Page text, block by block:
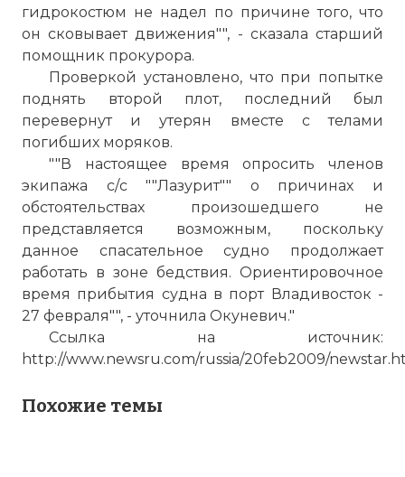
гидрокостюм не надел по причине того, что
он сковывает движения"", - сказала старший
помощник прокурора.
Проверкой установлено, что при попытке
поднять второй плот, последний был
перевернут и утерян вместе с телами
погибших моряков.
""В настоящее время опросить членов
экипажа с/с ""Лазурит"" о причинах и
обстоятельствах произошедшего не
представляется возможным, поскольку
данное спасательное судно продолжает
работать в зоне бедствия. Ориентировочное
время прибытия судна в порт Владивосток -
27 февраля"", - уточнила Окуневич."
Ссылка на источник:
http://www.newsru.com/russia/20feb2009/
Похожие темы